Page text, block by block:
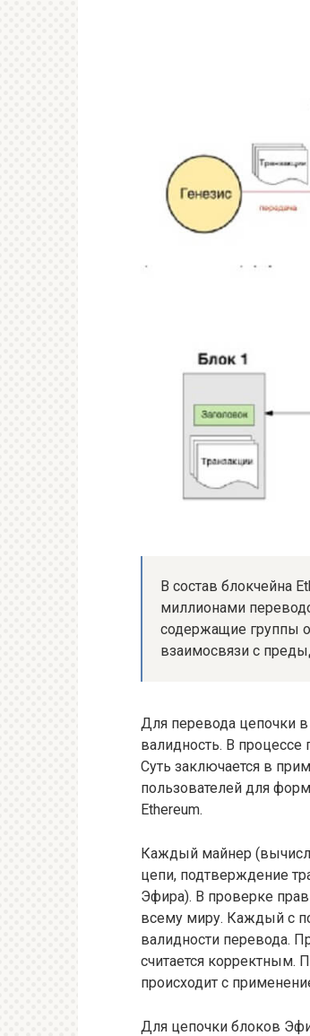
В состав блокчейна
миллионами
содержащие группы
взаимосвязи с
Для перевода цепочки в
валидность. В процессе
Суть заключается в
пользователей для
Ethereum.
Каждый майнер
цепи, подтверждение
Эфира). В проверке
всему миру. Каждый с
валидности перевода.
считается корректным.
происходит с
Для цепочки блоков